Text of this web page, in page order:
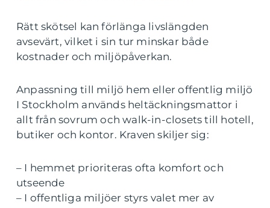
Rätt skötsel kan förlänga livslängden
avsevärt, vilket i sin tur minskar både
kostnader och miljöpåverkan.
Anpassning till miljö hem eller offentlig miljö
I Stockholm används heltäckningsmattor i
allt från sovrum och walk-in-closets till hotell,
butiker och kontor. Kraven skiljer sig:
– I hemmet prioriteras ofta komfort och
utseende
– I offentliga miljöer styrs valet mer av